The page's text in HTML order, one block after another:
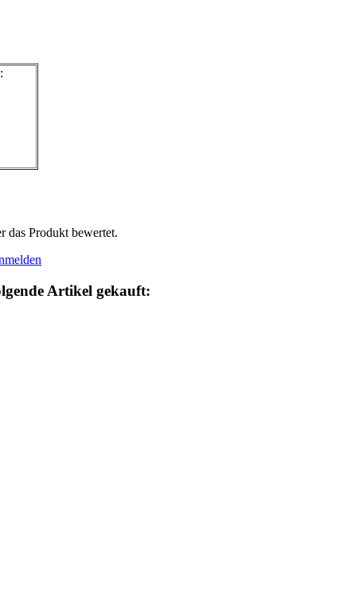
das Produkt bewertet.
Artikel gekauft: